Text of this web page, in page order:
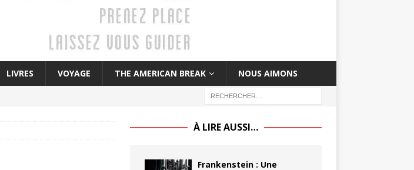
LIVRES VOYAGE THE AMERICAN BREAK NOUS AIMONS
À LIRE AUSSI…
Frankenstein : Une